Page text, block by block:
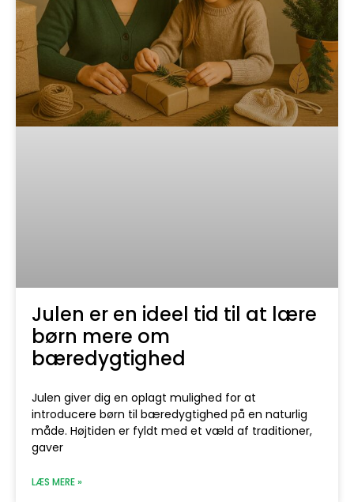
Julen er en ideel tid til at lære
børn mere om
bæredygtighed
Julen giver dig en oplagt mulighed for at
introducere børn til bæredygtighed på en naturlig
måde. Højtiden er fyldt med et væld af traditioner,
gaver
LÆS MERE »